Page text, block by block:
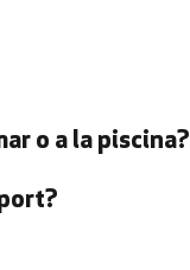
o a la piscina?